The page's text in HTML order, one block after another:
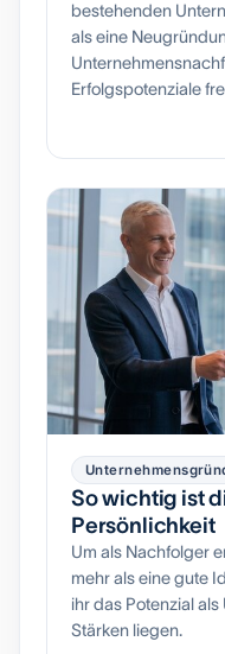
bestehenden
als eine
Erfolgspotenziale
So wichtig ist
Persönlichkeit
Um als Nachfolger
mehr als eine gute
ihr das Potenzial
Stärken liegen.